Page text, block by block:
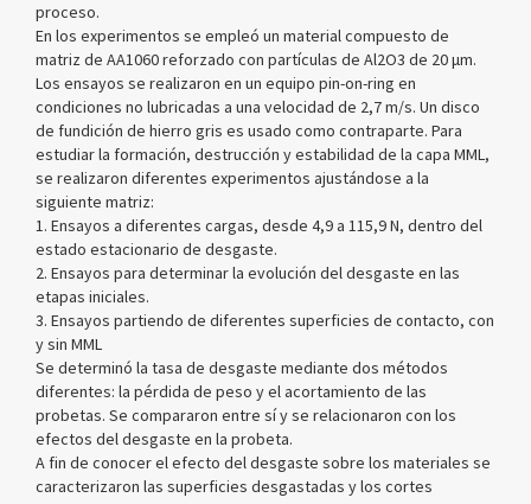
proceso.
En los experimentos se empleó un material compuesto de
matriz de AA1060 reforzado con partículas de Al2O3 de 20 μm.
Los ensayos se realizaron en un equipo pin-on-ring en
condiciones no lubricadas a una velocidad de 2,7 m/s. Un disco
de fundición de hierro gris es usado como contraparte. Para
estudiar la formación, destrucción y estabilidad de la capa MML,
se realizaron diferentes experimentos ajustándose a la
siguiente matriz:
1. Ensayos a diferentes cargas, desde 4,9 a 115,9 N, dentro del
estado estacionario de desgaste.
2. Ensayos para determinar la evolución del desgaste en las
etapas iniciales.
3. Ensayos partiendo de diferentes superficies de contacto, con
y sin MML
Se determinó la tasa de desgaste mediante dos métodos
diferentes: la pérdida de peso y el acortamiento de las
probetas. Se compararon entre sí y se relacionaron con los
efectos del desgaste en la probeta.
A fin de conocer el efecto del desgaste sobre los materiales se
caracterizaron las superficies desgastadas y los cortes